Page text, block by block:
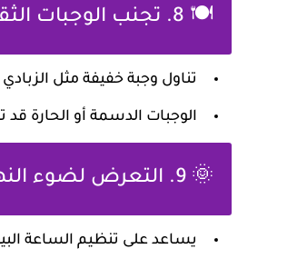
🍽️ 8. تجنب الوجبات الثقيلة قبل النوم
تناول وجبة خفيفة مثل
الوجبات الدسمة أو الحارة
🌞 9. التعرض لضوء النهار نهارًا
يساعد على تنظيم الساعة